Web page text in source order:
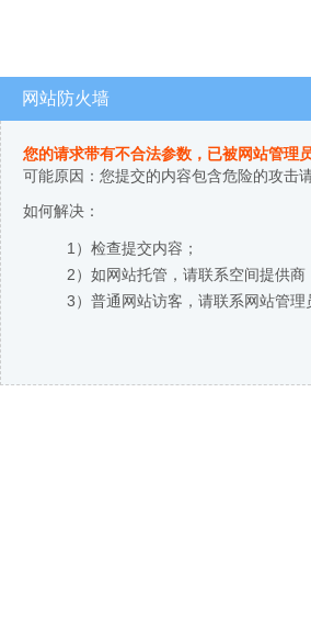
网站防火墙
您的请求带有不合法参数，已被网站管理
可能原因：您提交的内容包含危险的攻击
如何解决：
1）检查提交内容；
2）如网站托管，请联系空间提供商
3）普通网站访客，请联系网站管理